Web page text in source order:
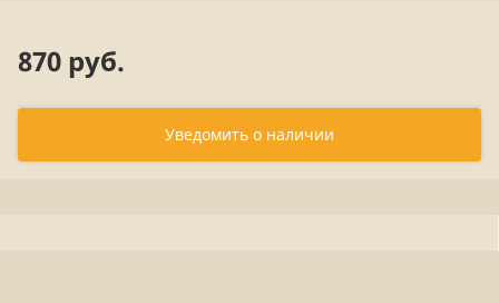
870 руб.
Уведомить о наличии